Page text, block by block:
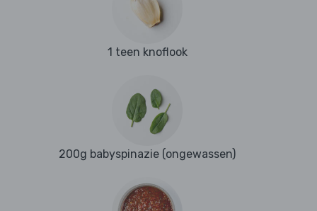
1 teen knoflook
200g babyspinazie (ongewassen)